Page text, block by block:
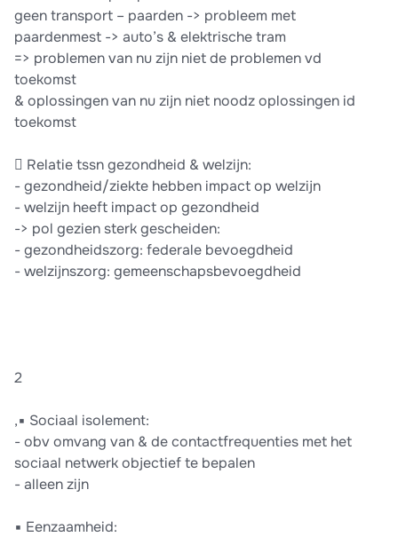
geen transport – paarden -> probleem met
paardenmest -> auto’s & elektrische tram
=> problemen van nu zijn niet de problemen vd
toekomst
& oplossingen van nu zijn niet noodz oplossingen id
toekomst
 Relatie tssn gezondheid & welzijn:
- gezondheid/ziekte hebben impact op welzijn
- welzijn heeft impact op gezondheid
-> pol gezien sterk gescheiden:
- gezondheidszorg: federale bevoegdheid
- welzijnszorg: gemeenschapsbevoegdheid
2
,▪ Sociaal isolement:
- obv omvang van & de contactfrequenties met het
sociaal netwerk objectief te bepalen
- alleen zijn
▪ Eenzaamheid: